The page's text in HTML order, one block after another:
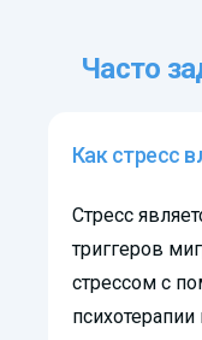
Часто
Как стресс
Стресс
триггеров
стрессом с
психотерапии